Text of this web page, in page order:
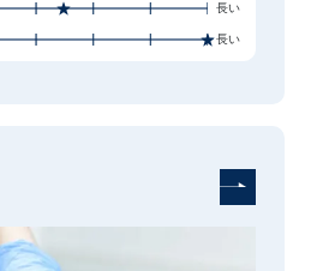
長い
長い